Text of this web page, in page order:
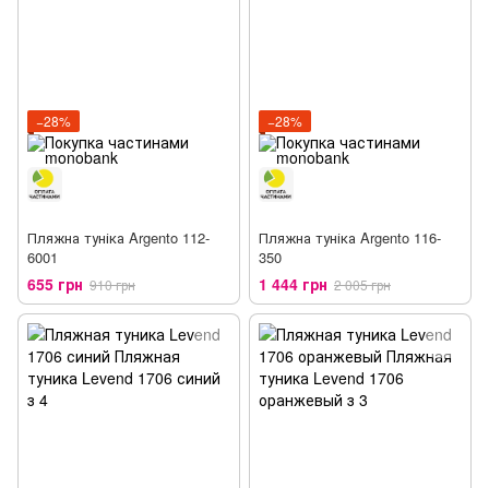
−28%
Пляжна туніка Argento 112-
6001
655 грн 910 грн
−28%
Пляжна туніка Argento 116-
350
1 444 грн 2 005 грн